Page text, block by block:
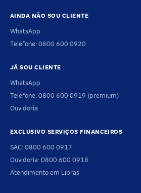
AINDA NÃO SOU CLIENTE
WhatsApp
Telefone: 0800 600 0920
JÁ SOU CLIENTE
WhatsApp
Telefone: 0800 600 0919 (premium)
Ouvidoria
EXCLUSIVO SERVIÇOS FINANCEIROS
SAC: 0800 600 0917
Ouvidoria: 0800 600 0918
Atendimento em Libras